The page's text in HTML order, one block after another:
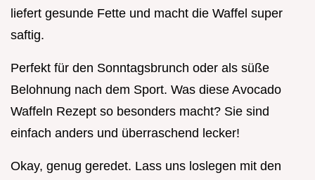
liefert gesunde Fette und macht die Waffel super
saftig.
Perfekt für den Sonntagsbrunch oder als süße
Belohnung nach dem Sport. Was diese Avocado
Waffeln Rezept so besonders macht? Sie sind
einfach anders und überraschend lecker!
Okay, genug geredet. Lass uns loslegen mit den